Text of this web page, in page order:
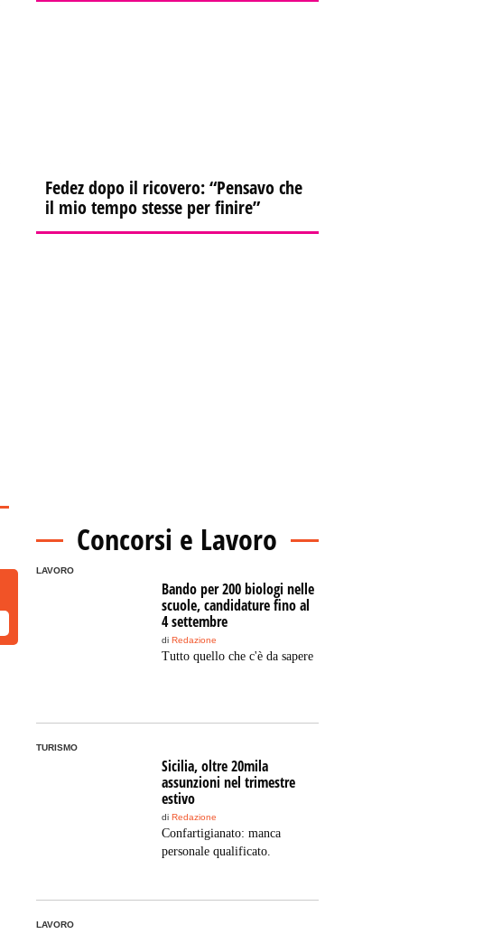
Fedez dopo il ricovero: “Pensavo che
il mio tempo stesse per finire”
Concorsi e Lavoro
LAVORO
Bando per 200 biologi nelle
scuole, candidature fino al
4 settembre
di Redazione
Tutto quello che c'è da sapere
TURISMO
Sicilia, oltre 20mila
assunzioni nel trimestre
estivo
di Redazione
Confartigianato: manca
personale qualificato.
LAVORO